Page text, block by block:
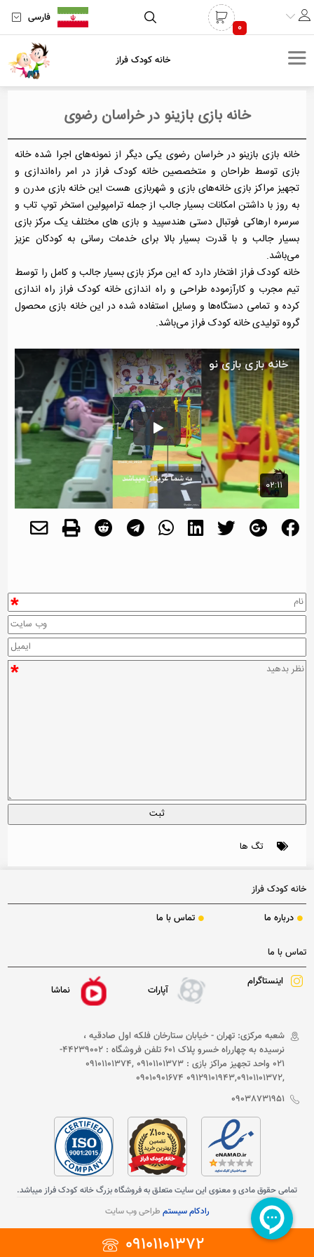
0
فارسی
خانه کودک فراز
خانه بازی بازینو در خراسان رضوی
خانه بازی بازینو در خراسان رضوی یکی دیگر از نمونه‌های اجرا شده خانه
بازی توسط طراحان و متخصصین خانه کودک فراز در امر راه‌اندازی و
تجهیز مراکز بازی خانه‌های بازی و شهربازی هست این خانه بازی مدرن و
به روز با داشتن امکانات بسیار جالب از جمله ترامپولین استخر توپ تاب و
سرسره ارهاکی فوتبال دستی هندسپید و بازی های مختلف یک مرکز بازی
بسیار جالب و با قدرت بسیار بالا برای خدمات رسانی به کودکان عزیز
می‌باشد.
خانه کودک فراز افتخار دارد که این مرکز بازی بسیار جالب و کامل را توسط
تیم مجرب و کارآزموده طراحی و راه اندازی خانه کودک فراز راه اندازی
کرده و تمامی دستگاه‌ها و وسایل استفاده شده در این خانه بازی محصول
گروه تولیدی خانه کودک فراز می‌باشد.
*
*
تگ ها
خانه کودک فراز
درباره ما تماس با ما
تماس با ما
اینستاگرام
آپارات نماشا
شعبه مرکزی: تهران - خیابان ستارخان فلکه اول صادقیه ،
نرسیده به چهارراه خسرو پلاک 601 تلفن فروشگاه : 44239002-
021 واحد تجهیز مراکز بازی : 09101101373 ,09101101374
,09129101943,09101101372 09010901674
09038731951
تمامی حقوق مادی و معنوی این سایت متعلق به فروشگاه بزرگ خانه کودک فراز میباشد.
رادکام سیستم طراحی وب سایت
09101101372